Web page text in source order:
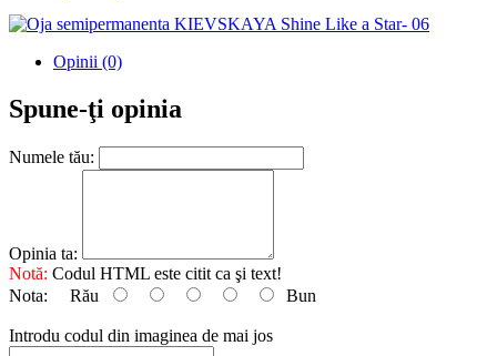
Opinii (0)
Spune-ţi opinia
Numele tău:
Opinia ta:
Notă: Codul HTML este citit ca şi text!
Nota: Rău Bun
Introdu codul din imaginea de mai jos